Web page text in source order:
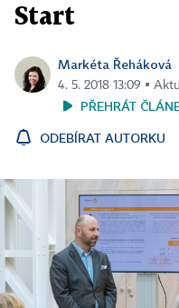
Start
Markéta Řeháková
4. 5. 2018 13:09 ▪
PŘEHRÁT
ODEBÍRAT AUTORKU